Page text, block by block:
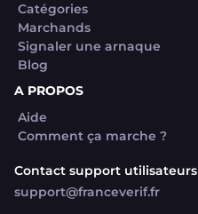
Catégories
Marchands
Signaler une arnaque
Blog
A PROPOS
Aide
Comment ça marche ?
Contact support utilisateurs
support@franceverif.fr